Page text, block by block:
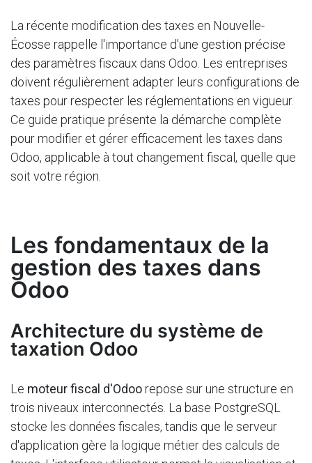
La récente modification des taxes en Nouvelle-
Écosse rappelle l'importance d'une gestion précise
des paramètres fiscaux dans Odoo. Les entreprises
doivent régulièrement adapter leurs configurations de
taxes pour respecter les réglementations en vigueur.
Ce guide pratique présente la démarche complète
pour modifier et gérer efficacement les taxes dans
Odoo, applicable à tout changement fiscal, quelle que
soit votre région.
Les fondamentaux de la
gestion des taxes dans
Odoo
Architecture du système de
taxation Odoo
Le moteur fiscal d'Odoorepose sur une structure en
trois niveaux interconnectés. La base PostgreSQL
stocke les données fiscales, tandis que le serveur
d'application gère la logique métier des calculs de